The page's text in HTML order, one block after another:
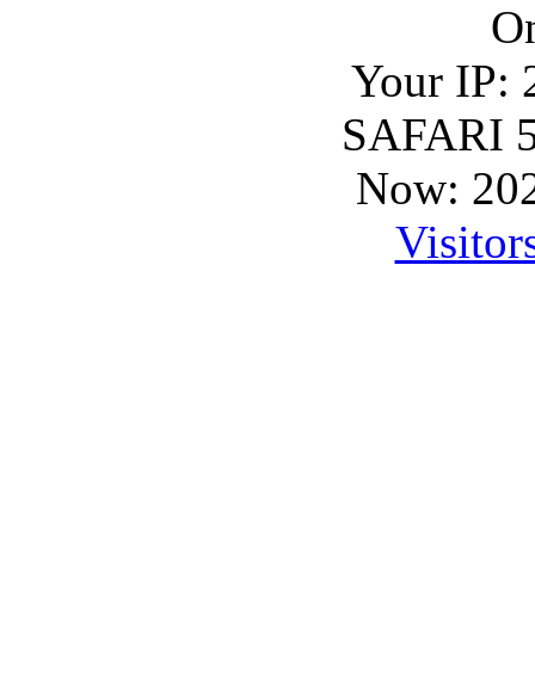
Your IP:
SAFARI
Now: